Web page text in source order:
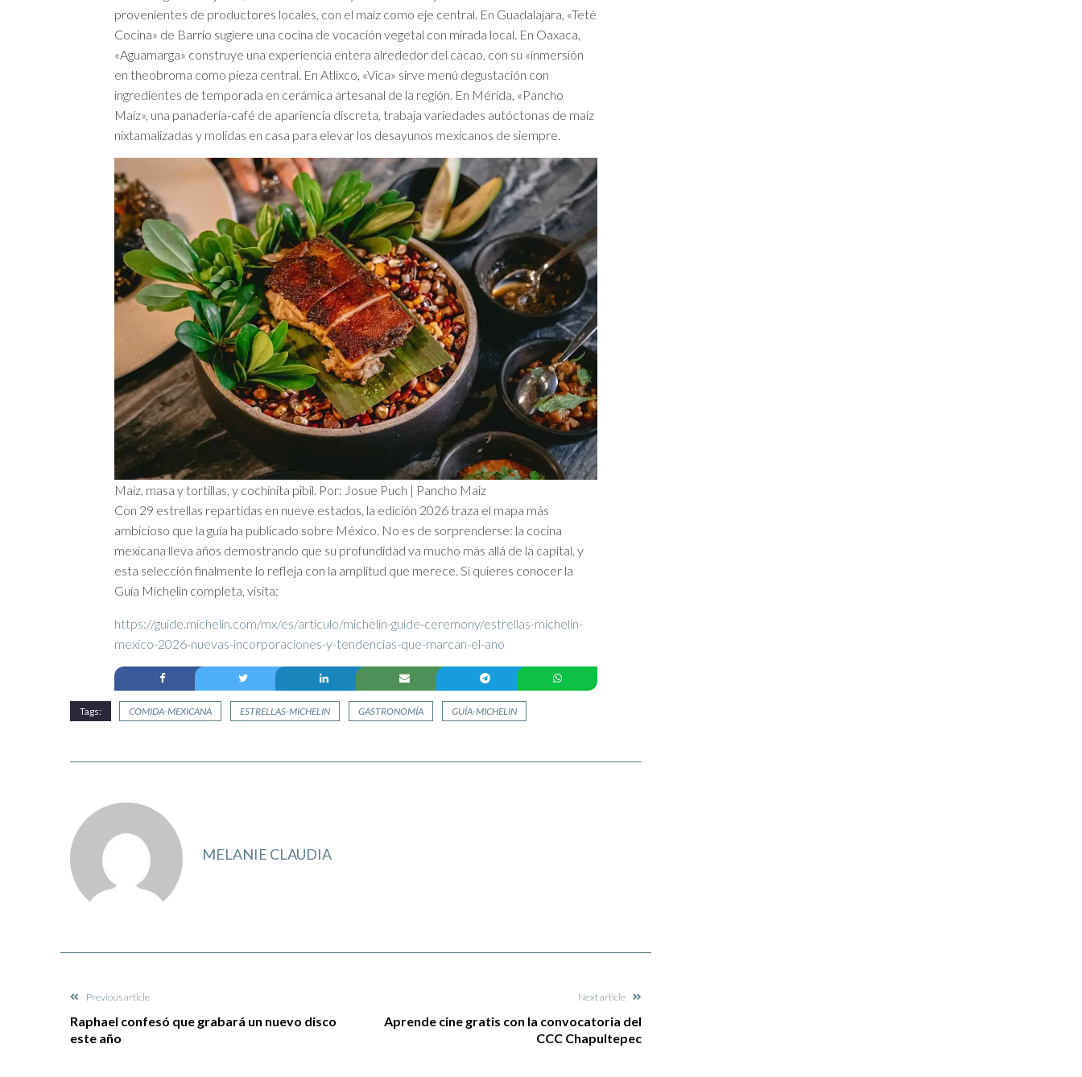
provenientes de productores locales, con el maíz como eje central. En Guadalajara, «Teté
Cocina» de Barrio sugiere una cocina de vocación vegetal con mirada local. En Oaxaca,
«Aguamarga» construye una experiencia entera alrededor del cacao, con su «inmersión
en theobroma como pieza central. En Atlixco, «Vica» sirve menú degustación con
ingredientes de temporada en cerámica artesanal de la región. En Mérida, «Pancho
Maíz», una panadería-café de apariencia discreta, trabaja variedades autóctonas de maíz
nixtamalizadas y molidas en casa para elevar los desayunos mexicanos de siempre.
Maíz, masa y tortillas, y cochinita pibil. Por: Josue Puch | Pancho Maiz
Con 29 estrellas repartidas en nueve estados, la edición 2026 traza el mapa más
ambicioso que la guía ha publicado sobre México. No es de sorprenderse: la cocina
mexicana lleva años demostrando que su profundidad va mucho más allá de la capital, y
esta selección finalmente lo refleja con la amplitud que merece. Si quieres conocer la
Guía Michelin completa, visita:
https://guide.michelin.com/mx/es/articulo/michelin-guide-ceremony/estrellas-michelin-
mexico-2026-nuevas-incorporaciones-y-tendencias-que-marcan-el-ano
Tags: COMIDA-MEXICANA ESTRELLAS-MICHELIN GASTRONOMÍA GUÍA-MICHELIN
MELANIE CLAUDIA
Previous article
Raphael confesó que grabará un nuevo disco
este año
Next article
Aprende cine gratis con la convocatoria del
CCC Chapultepec